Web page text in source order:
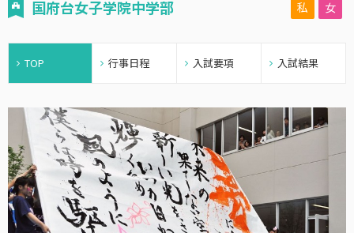
国府台女子学院中学部 私 女
TOP 行事日程 入試要項 入試結果